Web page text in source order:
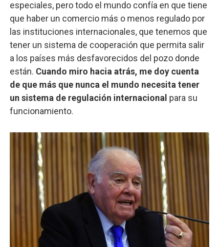
especiales, pero todo el mundo confía en que tiene
que haber un comercio más o menos regulado por
las instituciones internacionales, que tenemos que
tener un sistema de cooperación que permita salir
a los países más desfavorecidos del pozo donde
están. Cuando miro hacia atrás, me doy cuenta
de que más que nunca el mundo necesita tener
un sistema de regulación internacional para su
funcionamiento.